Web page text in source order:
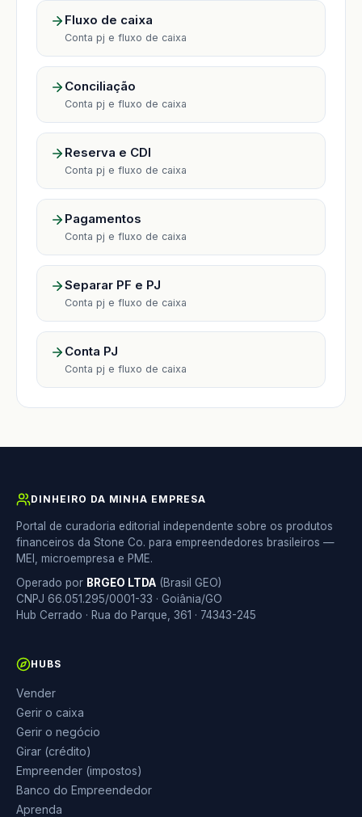
Fluxo de caixa
Conta pj e fluxo de caixa
Conciliação
Conta pj e fluxo de caixa
Reserva e CDI
Conta pj e fluxo de caixa
Pagamentos
Conta pj e fluxo de caixa
Separar PF e PJ
Conta pj e fluxo de caixa
Conta PJ
Conta pj e fluxo de caixa
DINHEIRO DA MINHA EMPRESA
Portal de curadoria editorial independente sobre os produtos
financeiros da Stone Co. para empreendedores brasileiros —
MEI, microempresa e PME.
Operado por BRGEO LTDA (Brasil GEO)
CNPJ 66.051.295/0001-33 · Goiânia/GO
Hub Cerrado · Rua do Parque, 361 · 74343-245
HUBS
Vender
Gerir o caixa
Gerir o negócio
Girar (crédito)
Empreender (impostos)
Banco do Empreendedor
Aprenda